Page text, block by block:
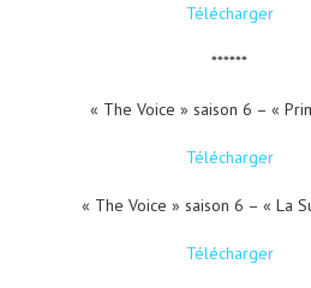
Télécharger
******
« The Voice » saison 6 – «
Télécharger
« The Voice » saison 6 – « La
Télécharger